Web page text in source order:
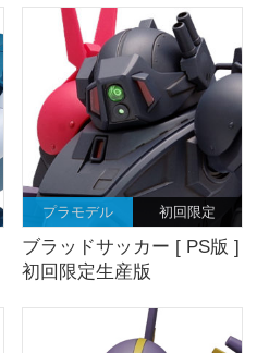
プラモデル 初回限定
ブラッドサッカー [ PS版 ]
初回限定生産版